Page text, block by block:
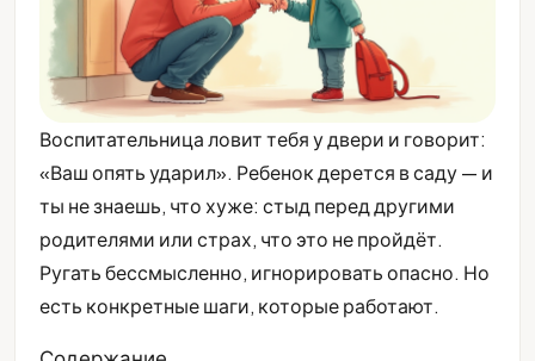
Воспитательница ловит тебя у двери и говорит:
«Ваш опять ударил». Ребенок дерется в саду — и
ты не знаешь, что хуже: стыд перед другими
родителями или страх, что это не пройдёт.
Ругать бессмысленно, игнорировать опасно. Но
есть конкретные шаги, которые работают.